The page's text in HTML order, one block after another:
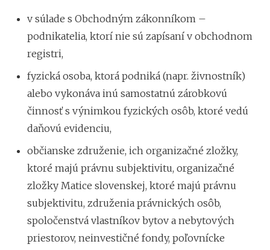
v súlade s Obchodným zákonníkom –
podnikatelia, ktorí nie sú zapísaní v obchodnom
registri,
fyzická osoba, ktorá podniká (napr. živnostník)
alebo vykonáva inú samostatnú zárobkovú
činnosť s výnimkou fyzických osôb, ktoré vedú
daňovú evidenciu,
občianske združenie, ich organizačné zložky,
ktoré majú právnu subjektivitu, organizačné
zložky Matice slovenskej, ktoré majú právnu
subjektivitu, združenia právnických osôb,
spoločenstvá vlastníkov bytov a nebytových
priestorov, neinvestičné fondy, poľovnícke